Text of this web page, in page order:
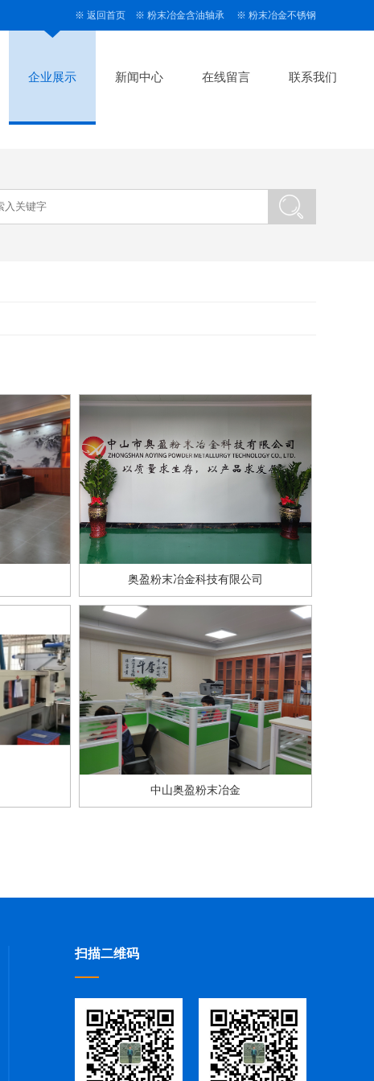
※ 返回首页 ※ 粉末冶金含油轴承 ※ 粉末冶金不锈钢
企业展示 新闻中心 在线留言 联系我们
奥盈粉末冶金科技有限公司
中山奥盈粉末冶金
扫描二维码